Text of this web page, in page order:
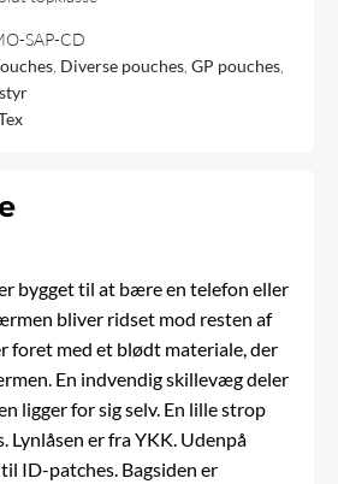
SAP-CD
Diverse pouches ,GP pouches
bygget til at bære en telefon eller
bliver ridset mod resten af
foret med et blødt materiale, der
En indvendig skillevæg deler
ligger for sig selv. En lille strop
Lynlåsen er fra YKK. Udenpå
ID-patches. Bagsiden er